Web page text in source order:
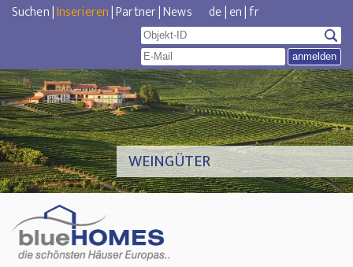
Suchen|Inserieren|Partner|News de|en|fr
WEINGÜTER